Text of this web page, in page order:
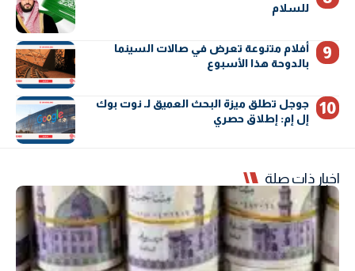
للسلام
أفلام متنوعة تعرض في صالات السينما
بالدوحة هذا الأسبوع
جوجل تطلق ميزة البحث العميق لـ نوت بوك
إل إم: إطلاق حصري
اخبار ذات صلة